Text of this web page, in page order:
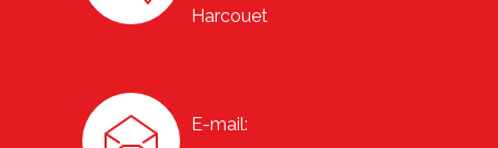
Harcouet
E-mail: